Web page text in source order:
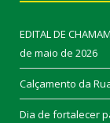
EDITAL DE
de maio de 2026
Calçamento da
Dia de fortalecer